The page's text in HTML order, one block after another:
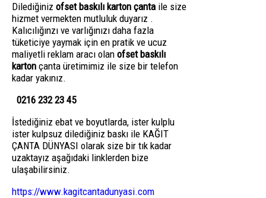
Dilediğiniz ofset baskılı karton çanta ile size
hizmet vermekten mutluluk duyarız .
Kalıcılığınzı ve varlığınızı daha fazla
tüketiciye yaymak için en pratik ve ucuz
maliyetli reklam aracı olan ofset baskılı
karton çanta üretimimiz ile size bir telefon
kadar yakınız.
0216 232 23 45
İstediğiniz ebat ve boyutlarda, ister kulplu
ister kulpsuz dilediğiniz baskı ile KAĞIT
ÇANTA DÜNYASI olarak size bir tık kadar
uzaktayız aşağıdaki linklerden bize
ulaşabilirsiniz.
https://www.kagitcantadunyasi.com